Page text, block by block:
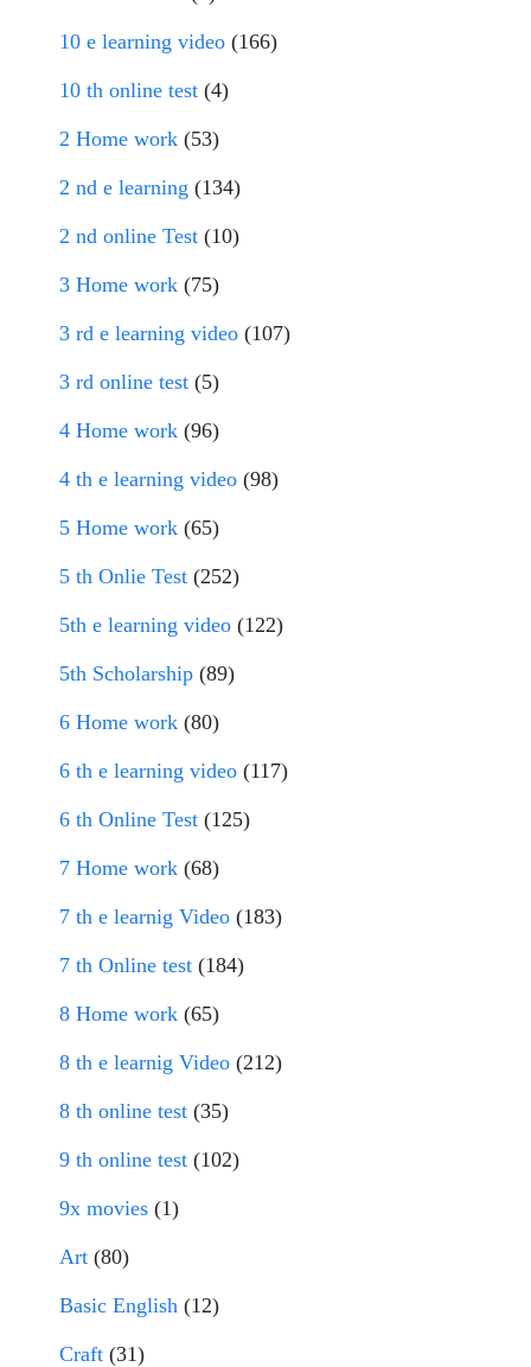
10 e learning video (166)
10 th online test (4)
2 Home work (53)
2 nd e learning (134)
2 nd online Test (10)
3 Home work (75)
3 rd e learning video (107)
3 rd online test (5)
4 Home work (96)
4 th e learning video (98)
5 Home work (65)
5 th Onlie Test (252)
5th e learning video (122)
5th Scholarship (89)
6 Home work (80)
6 th e learning video (117)
6 th Online Test (125)
7 Home work (68)
7 th e learnig Video (183)
7 th Online test (184)
8 Home work (65)
8 th e learnig Video (212)
8 th online test (35)
9 th online test (102)
9x movies (1)
Art (80)
Basic English (12)
Craft (31)